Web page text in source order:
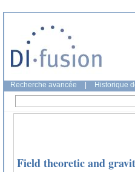
Recherche avancée Historique
Field theoretic and